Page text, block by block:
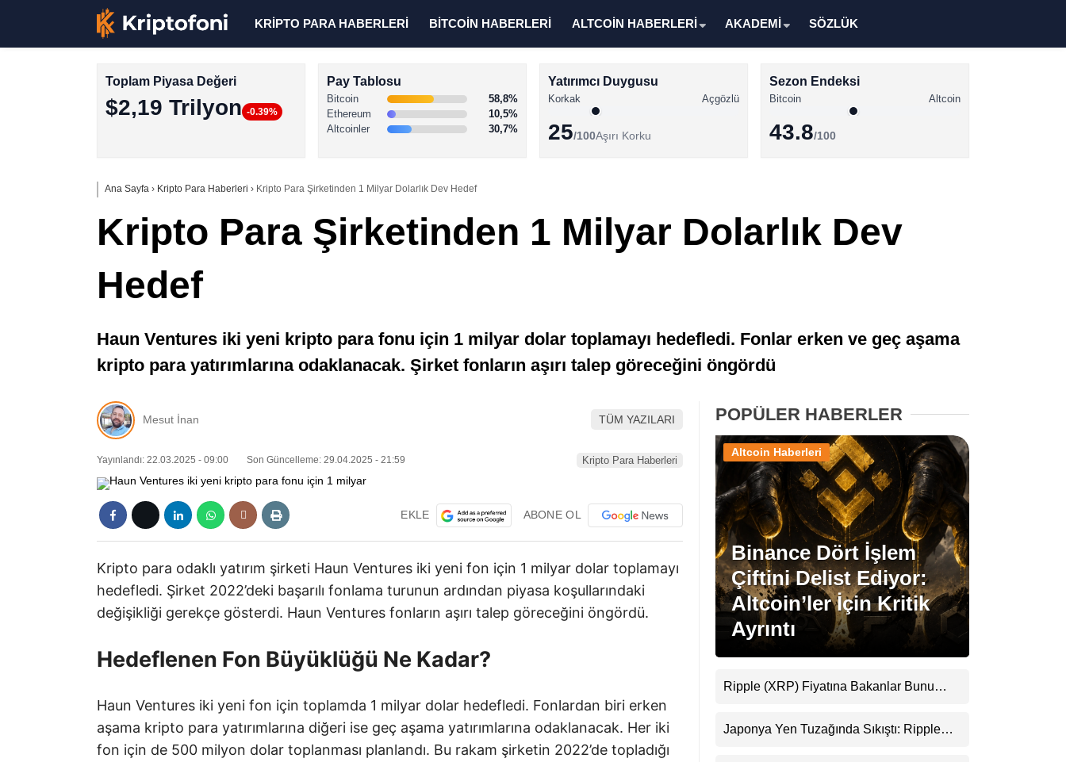
Altcoin Haberleri
Memecoin Haberleri
Facebook
Instagram
Youtube
TikTok
KRİPTO PARA HABERLERİ BİTCOİN HABERLERİ ALTCOİN HABERLERİ AKADEMİ SÖZLÜK
Toplam Piyasa Değeri
$2,19 Trilyon -0.39%
Pay Tablosu
Bitcoin
58,8%
Ethereum
10,5%
Altcoinler
30,7%
Yatırımcı Duygusu
Korkak Açgözlü
25/100Aşırı Korku
Sezon Endeksi
Bitcoin Altcoin
43.8/100
Ana Sayfa › Kripto Para Haberleri › Kripto Para Şirketinden 1 Milyar Dolarlık Dev Hedef
Kripto Para Şirketinden 1 Milyar Dolarlık Dev
Hedef
Haun Ventures iki yeni kripto para fonu için 1 milyar dolar toplamayı hedefledi. Fonlar erken ve geç aşama
kripto para yatırımlarına odaklanacak. Şirket fonların aşırı talep göreceğini öngördü
Mesut İnan TÜM YAZILARI
Yayınlandı: 22.03.2025 - 09:00 Son Güncelleme: 29.04.2025 - 21:59 Kripto Para Haberleri
EKLE ABONE OL
Kripto para odaklı yatırım şirketi Haun Ventures iki yeni fon için 1 milyar dolar toplamayı
hedefledi. Şirket 2022’deki başarılı fonlama turunun ardından piyasa koşullarındaki
değişikliği gerekçe gösterdi. Haun Ventures fonların aşırı talep göreceğini öngördü.
Hedeflenen Fon Büyüklüğü Ne Kadar?
Haun Ventures iki yeni fon için toplamda 1 milyar dolar hedefledi. Fonlardan biri erken
aşama kripto para yatırımlarına diğeri ise geç aşama yatırımlarına odaklanacak. Her iki
fon için de 500 milyon dolar toplanması planlandı. Bu rakam şirketin 2022’de topladığı
POPÜLER HABERLER
Binance Dört İşlem
Çiftini Delist Ediyor:
Altcoin’ler İçin Kritik
Ayrıntı
Altcoin Haberleri
Ripple (XRP) Fiyatına Bakanlar Bunu
Uyarı
Japonya Yen Tuzağında Sıkıştı: Ripple